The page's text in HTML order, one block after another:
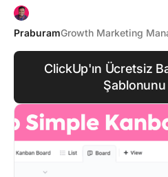
PraburamGrowth Marketing
ClickUp'ın Ücretsiz